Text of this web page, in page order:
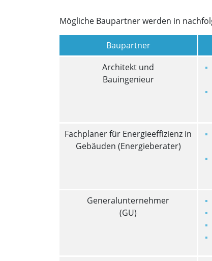
Mögliche Baupartner werden in
Baupartner
Architekt und
Bauingenieur
Fachplaner für Energieeffizienz in
Gebäuden (Energieberater)
Generalunternehmer
(GU)